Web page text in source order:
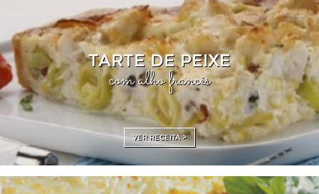
TARTE DE PEIXE
com alho francês
VER RECEITA >